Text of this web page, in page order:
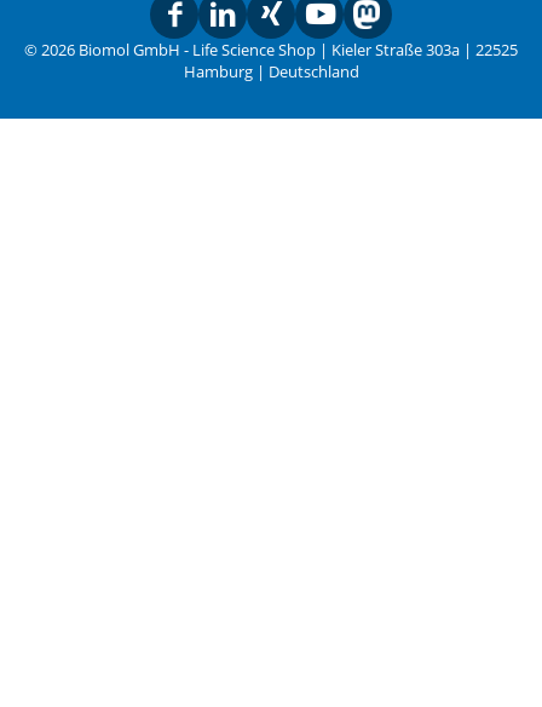
© 2026 Biomol GmbH - Life Science Shop | Kieler Straße 303a | 22525
Hamburg | Deutschland